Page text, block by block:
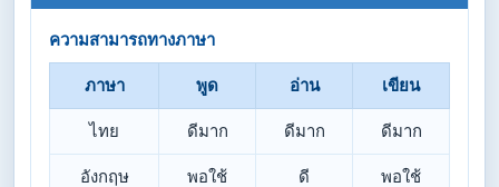
ความสามารถทางภาษา
ภาษา พูด อ่าน เขียน
ไทย ดีมาก ดีมาก ดีมาก
อังกฤษ พอใช้ ดี พอใช้